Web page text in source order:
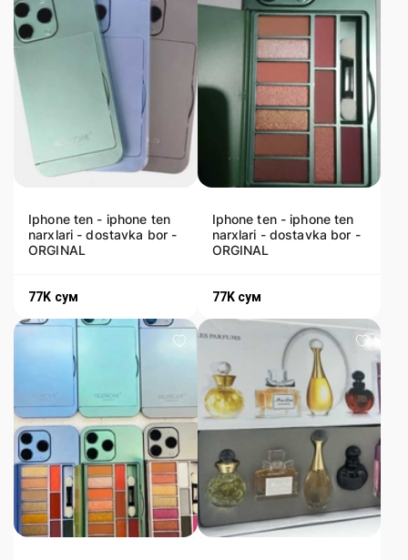
Iphone ten - iphone ten
narxlari - dostavka bor -
ORGINAL
77K сум
Iphone ten - iphone ten
narxlari - dostavka bor -
ORGINAL
77K сум